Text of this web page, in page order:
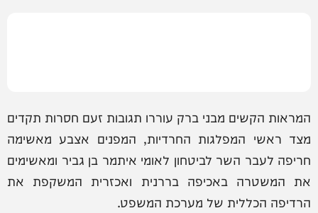
המראות הקשים מבני ברק עוררו תגובות זעם חסרות תקדים
מצד ראשי המפלגות החרדיות, המפנים אצבע מאשימה
חריפה לעבר השר לביטחון לאומי איתמר בן גביר ומאשימים
את המשטרה באכיפה בררנית ואכזרית המשקפת את
הרדיפה הכללית של מערכת המשפט.